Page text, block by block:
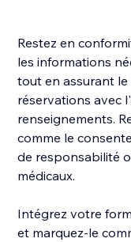
Restez en
les informations
tout en assurant
réservations avec
renseignements.
comme le
de responsabilité
médicaux.
Intégrez votre
et marquez-le